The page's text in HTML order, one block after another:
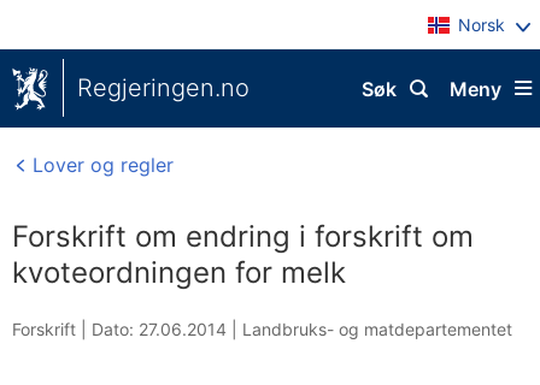
Norsk
Regjeringen.no Meny
Søk
Lover og regler
Forskrift om endring i forskrift om
kvoteordningen for melk
Forskrift | Dato: 27.06.2014 Landbruks- og matdepartementet